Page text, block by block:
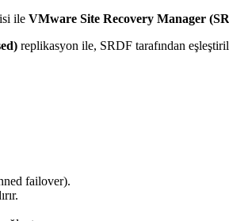
ile VMware Site Recovery Manager
replikasyon ile, SRDF tarafından
failover).